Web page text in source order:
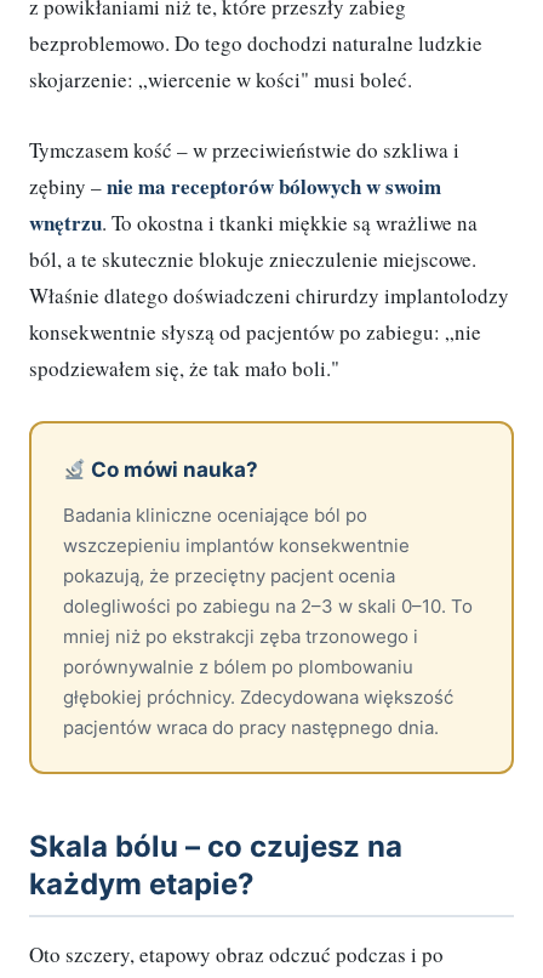
z powikłaniami niż te, które przeszły zabieg
bezproblemowo. Do tego dochodzi naturalne ludzkie
skojarzenie: „wiercenie w kości" musi boleć.
Tymczasem kość – w przeciwieństwie do szkliwa i
zębiny –nie ma receptorów bólowych w swoim
wnętrzu. To okostna i tkanki miękkie są wrażliwe na
ból, a te skutecznie blokuje znieczulenie miejscowe.
Właśnie dlatego doświadczeni chirurdzy implantolodzy
konsekwentnie słyszą od pacjentów po zabiegu: „nie
spodziewałem się, że tak mało boli."
Co mówi nauka?
Badania kliniczne oceniające ból po
wszczepieniu implantów konsekwentnie
pokazują, że przeciętny pacjent ocenia
dolegliwości po zabiegu na 2–3 w skali 0–10. To
mniej niż po ekstrakcji zęba trzonowego i
porównywalnie z bólem po plombowaniu
głębokiej próchnicy. Zdecydowana większość
pacjentów wraca do pracy następnego dnia.
Skala bólu – co czujesz na
każdym etapie?
Oto szczery, etapowy obraz odczuć podczas i po